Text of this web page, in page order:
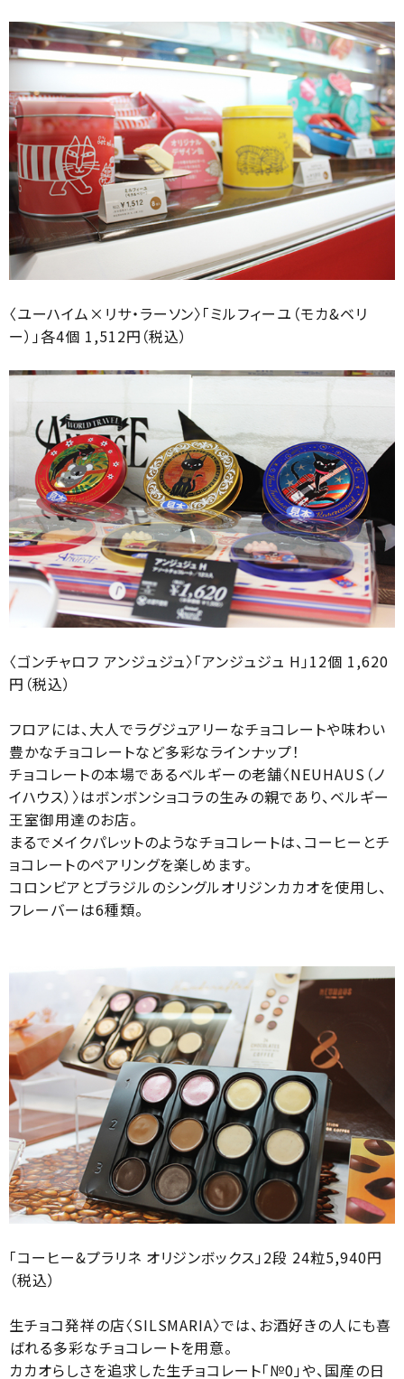
〈ユーハイム×リサ・ラーソン〉「ミルフィーユ（モカ&ベリ
ー）」各4個 1,512円（税込）
〈ゴンチャロフ アンジュジュ〉「アンジュジュ H」12個 1,620
円（税込）
フロアには、大人でラグジュアリーなチョコレートや味わい
豊かなチョコレートなど多彩なラインナップ！
チョコレートの本場であるベルギーの老舗〈NEUHAUS（ノ
イハウス）〉はボンボンショコラの生みの親であり、ベルギー
王室御用達のお店。
まるでメイクパレットのようなチョコレートは、コーヒーとチ
ョコレートのペアリングを楽しめます。
コロンビアとブラジルのシングルオリジンカカオを使用し、
フレーバーは6種類。
「コーヒー&プラリネ オリジンボックス」2段 24粒5,940円
（税込）
生チョコ発祥の店〈SILSMARIA〉では、お酒好きの人にも喜
ばれる多彩なチョコレートを用意。
カカオらしさを追求した生チョコレート「№0」や、国産の日